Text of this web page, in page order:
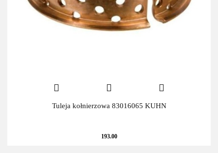
Tuleja kołnierzowa 83016065 KUHN
193.00